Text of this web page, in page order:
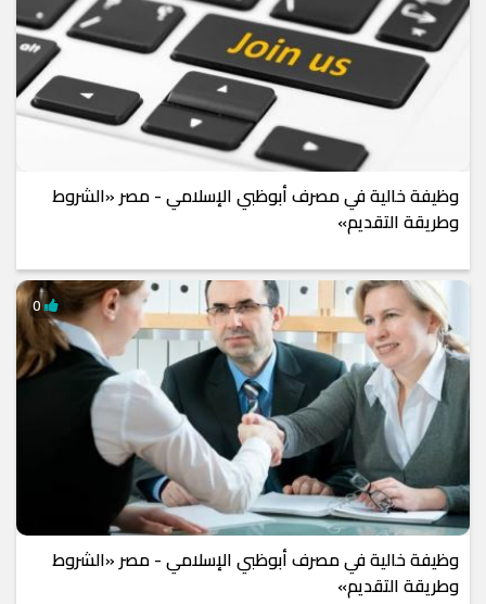
وظيفة خالية في مصرف أبوظبي الإسلامي - مصر «الشروط
وطريقة التقديم»
وظيفة خالية في مصرف أبوظبي الإسلامي - مصر «الشروط
وطريقة التقديم»
0